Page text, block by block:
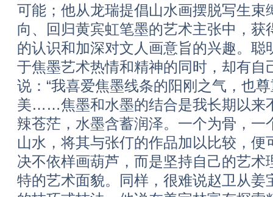
可能；他从龙瑞提倡山水画摆脱写生束
向、回归黄宾虹笔墨的艺术主张中，获
的认识和加深对文人画意旨的兴趣。聪
于焦墨艺术热情和精神的同时，却有自
说：“我喜爱焦墨线条的阳刚之气，也
美……焦墨和水墨的结合是我长期以来
辣苍茫，水墨含蓄润泽。一个为骨，一
山水，将其与张仃的作品加以比较，便
决不依样画葫芦，而是坚持自己的艺术
特的艺术面貌。同样，很难说赵卫从姜